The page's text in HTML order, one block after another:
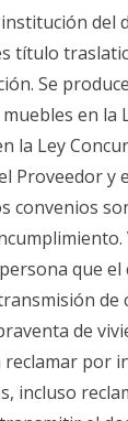
título
Se
en la
la Ley
Proveedor y
que
de
por
incluso